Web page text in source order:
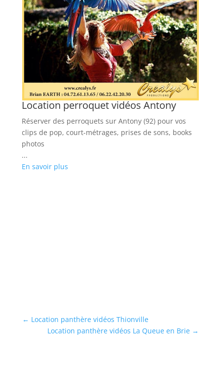
Location perroquet vidéos Antony
Réserver des perroquets sur Antony (92) pour vos
clips de pop, court-métrages, prises de sons, books
photos
...
En savoir plus
← Location panthère vidéos Thionville
Location panthère vidéos La Queue en Brie →